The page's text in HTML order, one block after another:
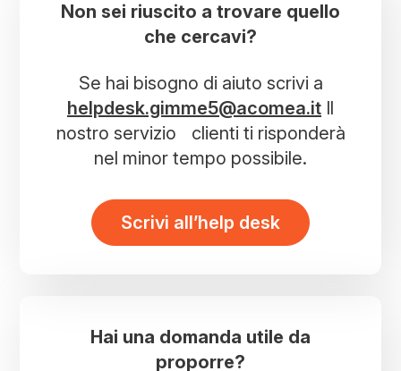
Non sei riuscito a trovare quello
che cercavi?
Se hai bisogno di aiuto scrivi a
helpdesk.gimme5@acomea.it Il
nostro servizio clienti ti risponderà
nel minor tempo possibile.
Scrivi all’help desk
Hai una domanda utile da
proporre?